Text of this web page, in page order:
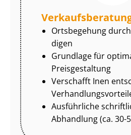
Ortsbegehung
di­gen
Grundlage für
Preisgestaltung
Verschafft Inen
Ausführliche
Abhandlung (ca. 30-